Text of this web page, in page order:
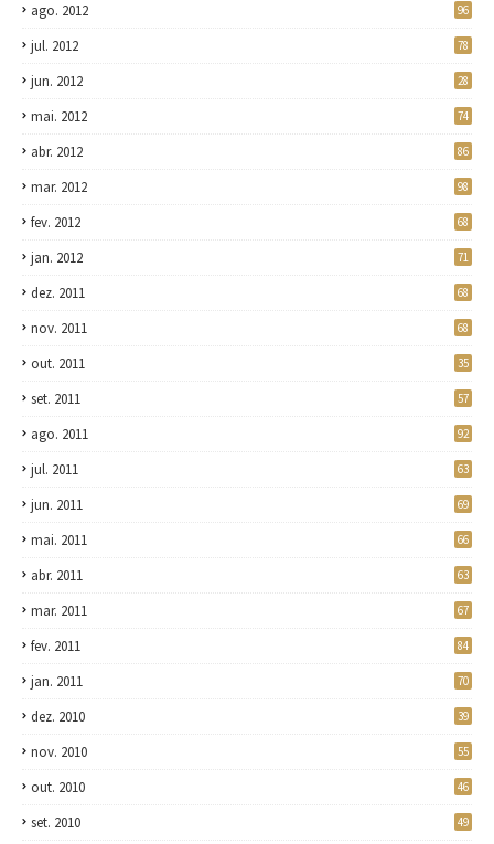
ago. 2012 96
jul. 2012 78
jun. 2012 28
mai. 2012 74
abr. 2012 86
mar. 2012 98
fev. 2012 68
jan. 2012 71
dez. 2011 68
nov. 2011 68
out. 2011 35
set. 2011 57
ago. 2011 92
jul. 2011 63
jun. 2011 69
mai. 2011 66
abr. 2011 63
mar. 2011 67
fev. 2011 84
jan. 2011 70
dez. 2010 39
nov. 2010 55
out. 2010 46
set. 2010 49